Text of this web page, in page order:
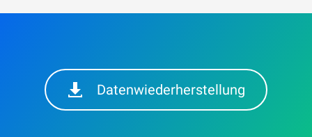
Datenwiederherstellung